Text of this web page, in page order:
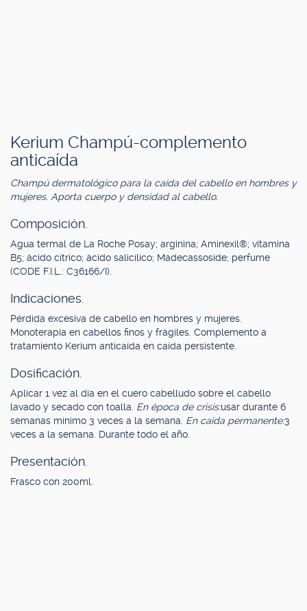
Kerium Champú-complemento
anticaída
Champú dermatológico para la caída del cabello en hombres y
mujeres. Aporta cuerpo y densidad al cabello.
Composición.
Agua termal de La Roche Posay; arginina; Aminexil®; vitamina
B5; ácido cítrico; ácido salicílico; Madecassoside; perfume
(CODE F.I.L.: C36166/I).
Indicaciones.
Pérdida excesiva de cabello en hombres y mujeres.
Monoterapia en cabellos finos y frágiles. Complemento a
tratamiento Kerium anticaída en caída persistente.
Dosificación.
Aplicar 1 vez al día en el cuero cabelludo sobre el cabello
lavado y secado con toalla. En época de crisis:usar durante 6
semanas mínimo 3 veces a la semana. En caída permanente:3
veces a la semana. Durante todo el año.
Presentación.
Frasco con 200ml.